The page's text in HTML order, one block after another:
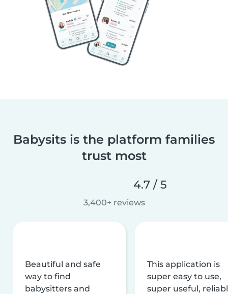
Babysits is the platform families
trust most
4.7 / 5
3,400+ reviews
Beautiful and safe
way to find
babysitters and
This application is
super easy to use,
super useful,